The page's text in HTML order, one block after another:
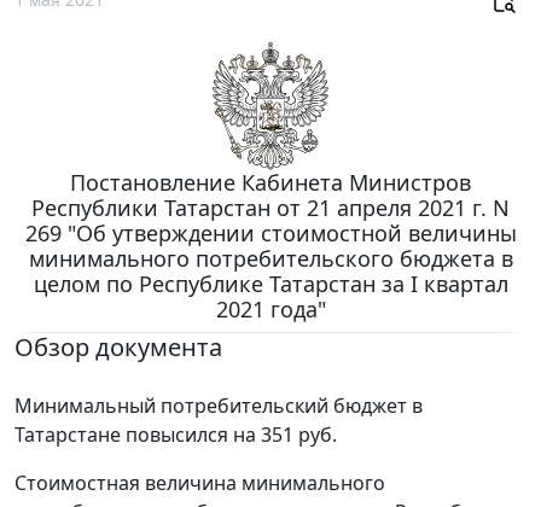
Постановление Кабинета Министров
Республики Татарстан от 21 апреля 2021 г. N
269 "Об утверждении стоимостной величины
минимального потребительского бюджета в
целом по Республике Татарстан за I квартал
2021 года"
Обзор документа
Минимальный потребительский бюджет в
Татарстане повысился на 351 руб.
Стоимостная величина минимального